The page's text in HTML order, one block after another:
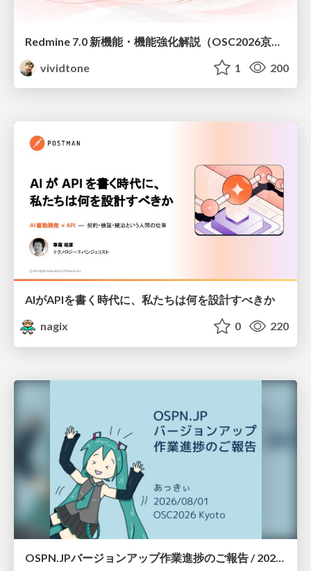
vividtone
1 200
AIがAPIを書く時代に、私たちは何を設計すべきか
nagix
0 220
OSPN.JPバージョンアップ作業進捗のご報告 / 20260801-osc26kyoto